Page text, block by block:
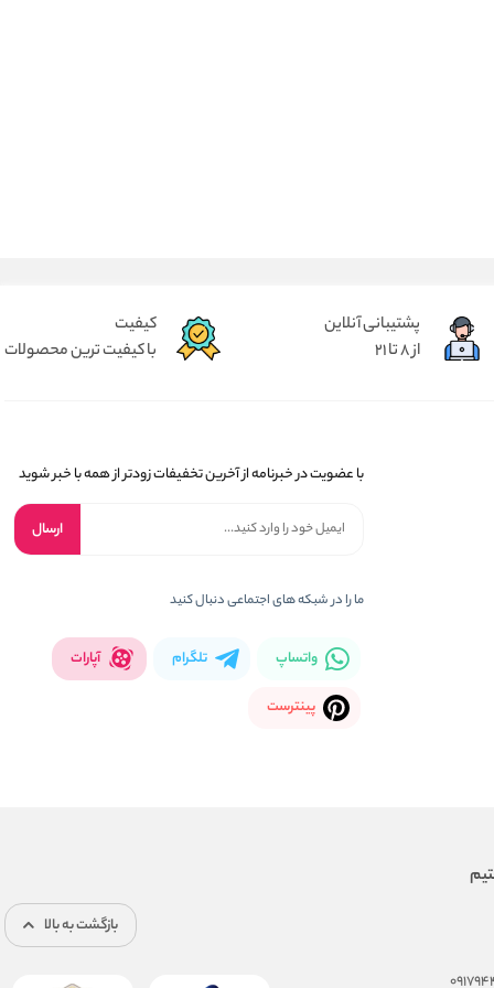
پشتیبانی آنلاین
از 8 تا 21
کیفیت
با کیفیت ترین محصولات
با عضویت در خبرنامه از آخرین تخفیفات زودتر از همه با خبر شوید
ارسال
ما را در شبکه های اجتماعی دنبال کنید
واتساپ تلگرام آپارات
پینترست
بازگشت به بالا